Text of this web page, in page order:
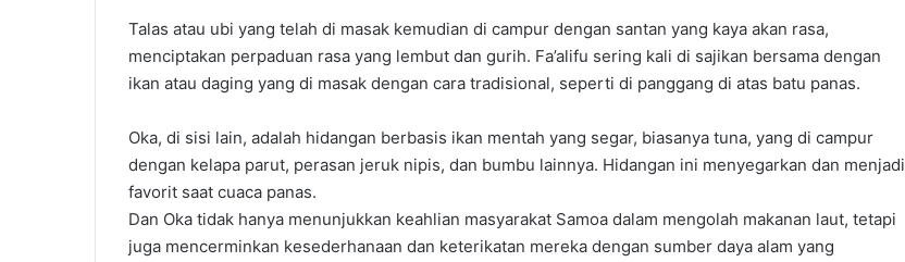
Talas atau ubi yang telah di masak kemudian di campur dengan santan yang kaya akan rasa,
menciptakan perpaduan rasa yang lembut dan gurih. Fa’alifu sering kali di sajikan bersama dengan
ikan atau daging yang di masak dengan cara tradisional, seperti di panggang di atas batu panas.
Oka, di sisi lain, adalah hidangan berbasis ikan mentah yang segar, biasanya tuna, yang di campur
dengan kelapa parut, perasan jeruk nipis, dan bumbu lainnya. Hidangan ini menyegarkan dan menjadi
favorit saat cuaca panas.
Dan Oka tidak hanya menunjukkan keahlian masyarakat Samoa dalam mengolah makanan laut, tetapi
juga mencerminkan kesederhanaan dan keterikatan mereka dengan sumber daya alam yang